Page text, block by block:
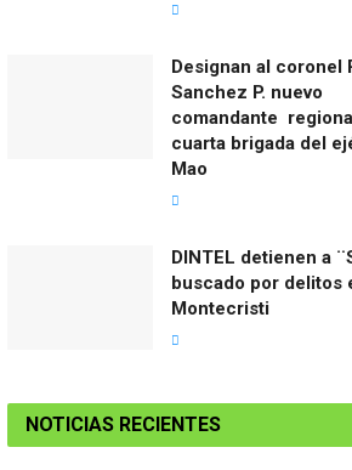
Designan al coronel
Sanchez P. nuevo
comandante
cuarta brigada del
Mao
DINTEL detienen a
buscado por delitos
Montecristi
NOTICIAS RECIENTES